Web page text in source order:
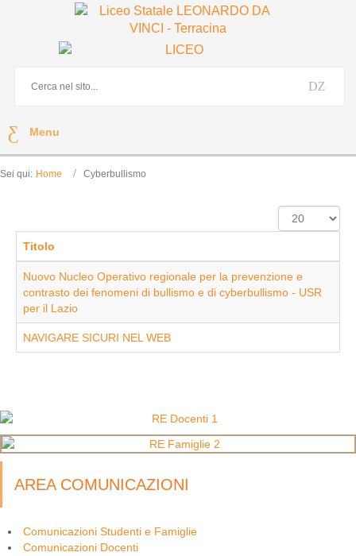
Menu
Sei qui: Home Cyberbullismo
Visualizza
n.
Titolo
Nuovo Nucleo Operativo regionale per la prevenzione e
contrasto dei fenomeni di bullismo e di cyberbullismo - USR
per il Lazio
NAVIGARE SICURI NEL WEB
AREA COMUNICAZIONI
Comunicazioni Studenti e Famiglie
Comunicazioni Docenti